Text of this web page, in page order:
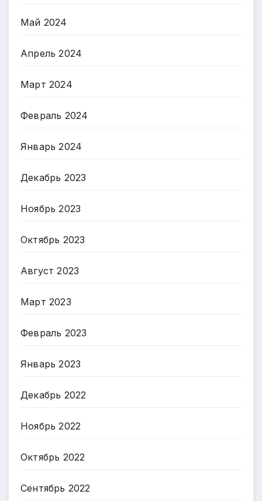
Май 2024
Апрель 2024
Март 2024
Февраль 2024
Январь 2024
Декабрь 2023
Ноябрь 2023
Октябрь 2023
Август 2023
Март 2023
Февраль 2023
Январь 2023
Декабрь 2022
Ноябрь 2022
Октябрь 2022
Сентябрь 2022